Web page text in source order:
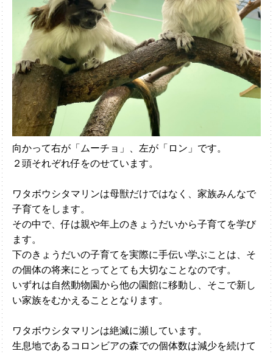
向かって右が「ムーチョ」、左が「ロン」です。
２頭それぞれ仔をのせています。
ワタボウシタマリンは母獣だけではなく、家族みんなで
子育てをします。
その中で、仔は親や年上のきょうだいから子育てを学び
ます。
下のきょうだいの子育てを実際に手伝い学ぶことは、そ
の個体の将来にとってとても大切なことなのです。
いずれは自然動物園から他の園館に移動し、そこで新し
い家族をむかえることとなります。
ワタボウシタマリンは絶滅に瀕しています。
生息地であるコロンビアの森での個体数は減少を続けて